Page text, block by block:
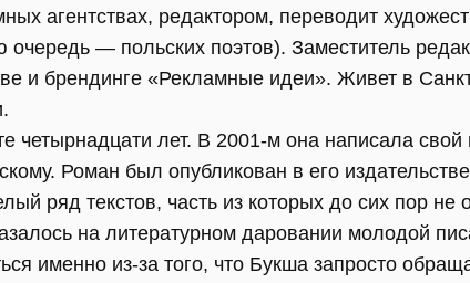
агентствах, редактором, переводит
очередь — польских поэтов). Заместитель
и брендинге «Рекламные идеи». Живет в
четырнадцати лет. В 2001-м она написала
Роман был опубликован в его
ряд текстов, часть из которых до сих пор не
на литературном даровании молодой
именно из-за того, что Букша запросто